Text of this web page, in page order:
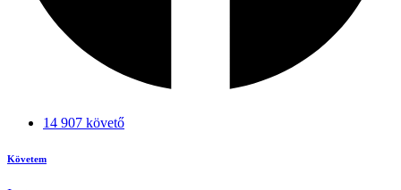
14 907 követő
Követem